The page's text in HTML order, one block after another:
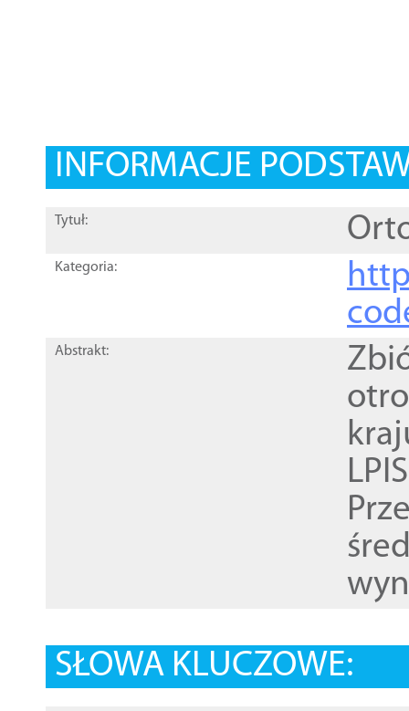
INFORMACJE
Tytuł:
Kategoria:
Abstrakt:
SŁOWA KLUCZOWE: